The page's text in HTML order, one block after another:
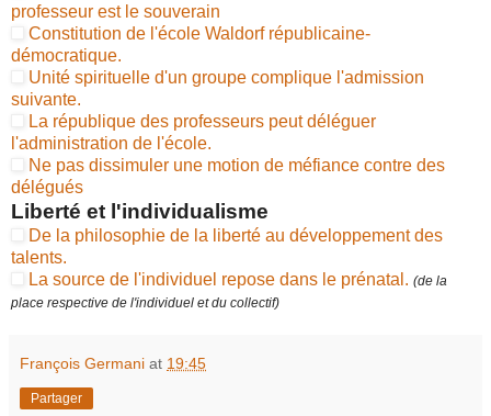
professeur est le souverain
Constitution de l'école Waldorf républicaine-
démocratique.
Unité spirituelle d'un groupe complique l'admission
suivante.
La république des professeurs peut déléguer
l'administration de l'école.
Ne pas dissimuler une motion de méfiance contre des
délégués
Liberté et l'individualisme
De la philosophie de la liberté au développement des
talents.
La source de l'individuel repose dans le prénatal. (de la
place respective de l'individuel et du collectif)
François Germani at 19:45
Partager